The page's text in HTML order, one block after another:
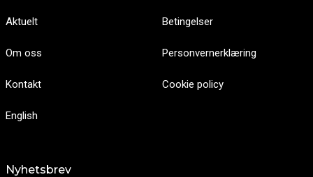
Aktuelt
Om oss
Kontakt
English
Betingelser
Personvernerklæring
Cookie policy
Nyhetsbrev